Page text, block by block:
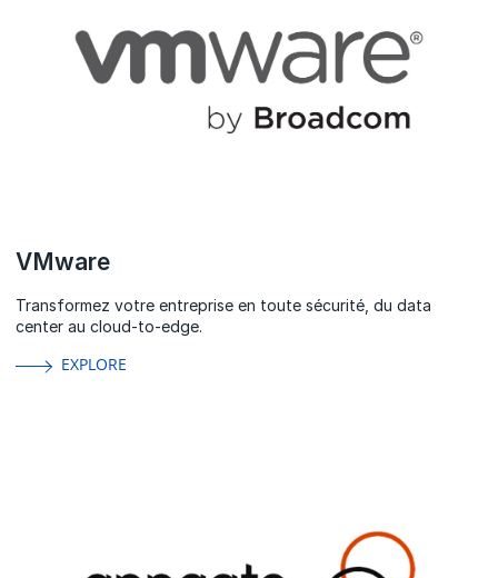
VMware
Transformez votre entreprise en toute sécurité, du data
center au cloud-to-edge.
EXPLORE